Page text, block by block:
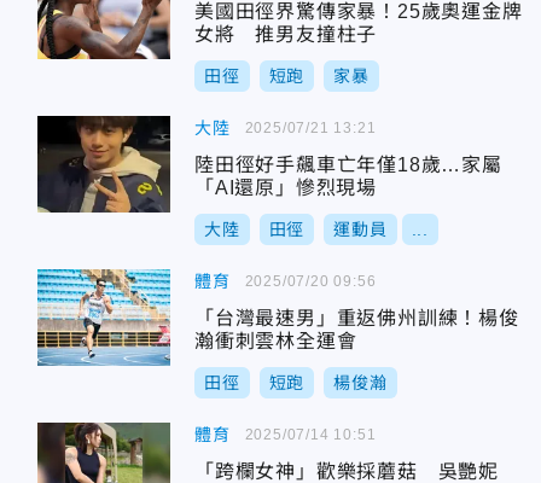
美國田徑界驚傳家暴！25歲奧運金牌
女將 推男友撞柱子
田徑 短跑 家暴
大陸
陸田徑好手飆車亡年僅18歲…家屬
「AI還原」慘烈現場
大陸 田徑 運動員
2025/07/21 13:21
體育
「台灣最速男」重返佛州訓練！楊俊
瀚衝刺雲林全運會
田徑 短跑 楊俊瀚
2025/07/20 09:56
體育
「跨欄女神」歡樂採蘑菇 吳艷妮
2025/07/14 10:51